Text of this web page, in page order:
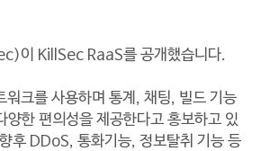
이 KillSec RaaS를 공개했습니다.
크를 사용하며 통계, 채팅, 빌드 기능
양한 편의성을 제공한다고 홍보하고 있
후 DDoS, 통화기능, 정보탈취 기능 등